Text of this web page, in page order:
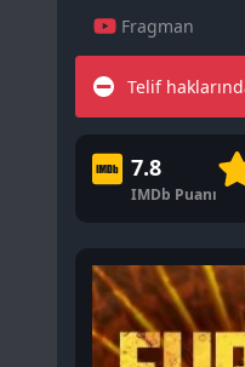
Fragman
Telif
7.8
IMDb Puanı